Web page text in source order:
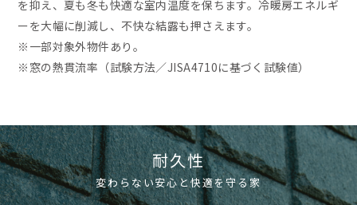
を抑え、夏も冬も快適な室内温度を保ちます。冷暖房エネルギ
ーを大幅に削減し、不快な結露も押さえます。
※一部対象外物件あり。
※窓の熱貫流率（試験方法／JISA4710に基づく試験値）
耐久性
変わらない安心と快適を守る家